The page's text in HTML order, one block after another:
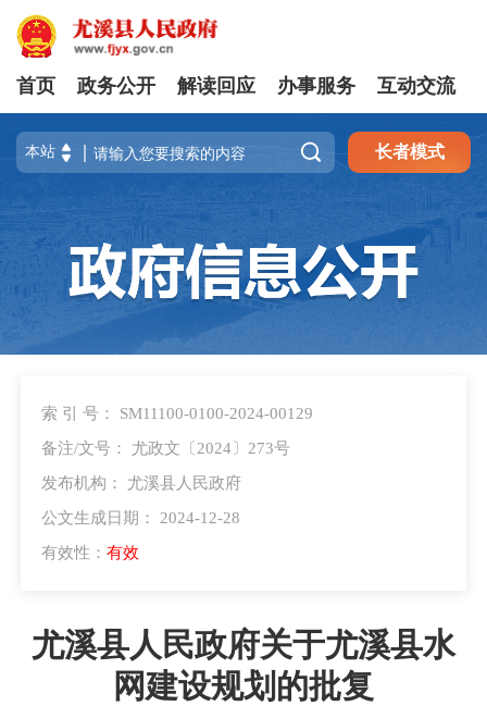
首页 政务公开 解读回应 办事服务 互动交流
 长者模式
索 引 号： SM11100-0100-2024-00129
备注/文号： 尤政文〔2024〕273号
发布机构： 尤溪县人民政府
公文生成日期： 2024-12-28
有效性： 有效
尤溪县人民政府关于尤溪县水
网建设规划的批复